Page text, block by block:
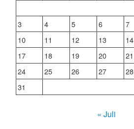
3
4 5 6 7
10
11 12 13 14
17
18 19 20 21
24
25 26 27 28
31
« Juli